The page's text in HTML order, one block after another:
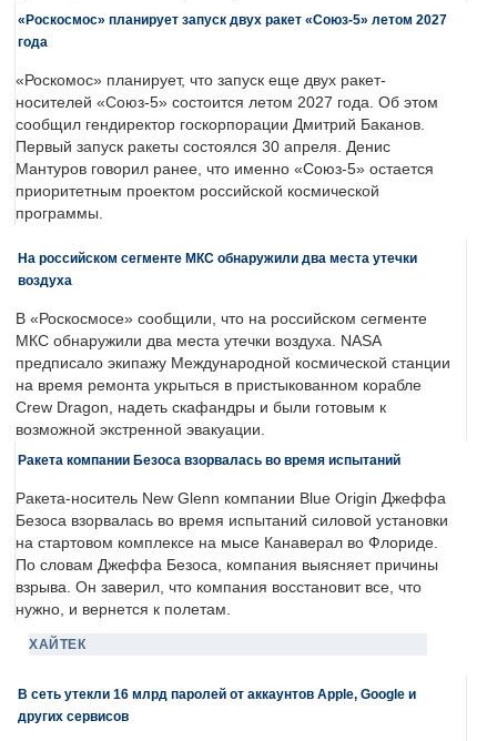
«Роскосмос» планирует запуск двух ракет «Союз-5» летом 2027
года
«Роскомос» планирует, что запуск еще двух ракет-
носителей «Союз-5» состоится летом 2027 года. Об этом
сообщил гендиректор госкорпорации Дмитрий Баканов.
Первый запуск ракеты состоялся 30 апреля. Денис
Мантуров говорил ранее, что именно «Союз-5» остается
приоритетным проектом российской космической
программы.
На российском сегменте МКС обнаружили два места утечки
воздуха
В «Роскосмосе» сообщили, что на российском сегменте
МКС обнаружили два места утечки воздуха. NASA
предписало экипажу Международной космической станции
на время ремонта укрыться в пристыкованном корабле
Crew Dragon, надеть скафандры и были готовым к
возможной экстренной эвакуации.
Ракета компании Безоса взорвалась во время испытаний
Ракета-носитель New Glenn компании Blue Origin Джеффа
Безоса взорвалась во время испытаний силовой установки
на стартовом комплексе на мысе Канаверал во Флориде.
По словам Джеффа Безоса, компания выясняет причины
взрыва. Он заверил, что компания восстановит все, что
нужно, и вернется к полетам.
ХАЙТЕК
В сеть утекли 16 млрд паролей от аккаунтов Apple, Google и
других сервисов